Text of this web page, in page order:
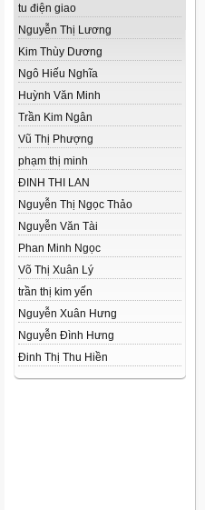
tu điện giao
Nguyễn Thị Lương
Kim Thùy Dương
Ngô Hiếu Nghĩa
Huỳnh Văn Minh
Trần Kim Ngân
Vũ Thị Phượng
phạm thị minh
ĐINH THI LAN
Nguyễn Thị Ngọc Thảo
Nguyễn Văn Tài
Phan Minh Ngọc
Võ Thị Xuân Lý
trần thị kim yến
Nguyễn Xuân Hưng
Nguyễn Đình Hưng
Đinh Thị Thu Hiền